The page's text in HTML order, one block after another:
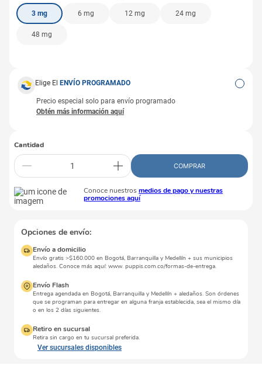
3 mg 6 mg 12 mg 24 mg
48 mg
Elige El ENVÍO PROGRAMADO
Precio especial solo para envío programado
Cantidad
COMPRAR
Conoce nuestros medios de pago y nuestras
promociones aquí
Opciones de envío:
Envío a domicilio
Envío gratis >$160.000 en Bogotá, Barranquilla y Medellín + sus municipios
aledaños. Conoce más aquí: www. puppis.com.co/formas-de-entrega.
Envío Flash
Entrega agendada en Bogotá, Barranquilla y Medellín + aledaños. Son órdenes
que se programan para entregar en alguna franja establecida, sea el mismo día
o en los 2 días siguientes.
Retiro en sucursal
Retira sin cargo en tu sucursal preferida.
Ver sucursales disponibles